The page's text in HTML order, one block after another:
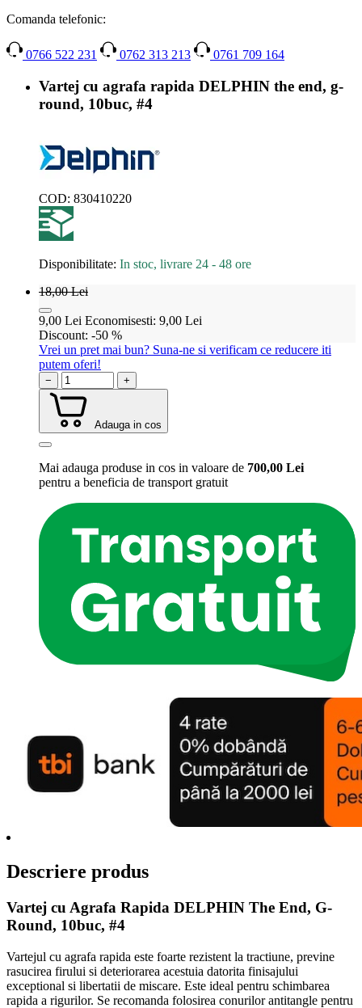
Comanda telefonic:
0766 522 231 0762 313 213 0761 709 164
Vartej cu agrafa rapida DELPHIN the end, g-
round, 10buc, #4
COD: 830410220
Disponibilitate: In stoc, livrare 24 - 48 ore
18,00 Lei
9,00 Lei Economisesti: 9,00 Lei
Discount: -50 %
Vrei un pret mai bun? Suna-ne si verificam ce reducere iti
putem oferi!
− +
Adauga in cos
Mai adauga produse in cos in valoare de 700,00 Lei
pentru a beneficia de transport gratuit
Descriere produs
Vartej cu Agrafa Rapida DELPHIN The End, G-
Round, 10buc, #4
Vartejul cu agrafa rapida este foarte rezistent la tractiune, previne
rasucirea firului si deteriorarea acestuia datorita finisajului
exceptional si libertatii de miscare. Este ideal pentru schimbarea
rapida a rigurilor. Se recomanda folosirea conurilor antitangle pentru